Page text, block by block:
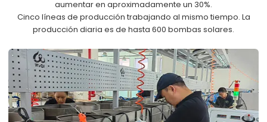
aumentar en aproximadamente un 30%.
Cinco líneas de producción trabajando al mismo tiempo. La
producción diaria es de hasta 600 bombas solares.